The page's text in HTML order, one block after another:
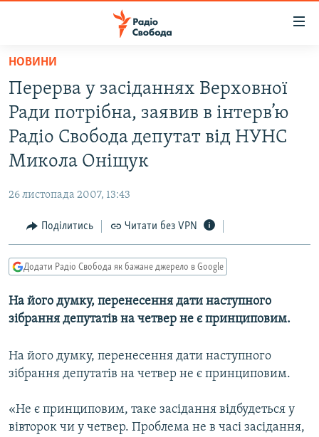
Перейти
основного
матеріалу
Перейти
до
основної
Перейти
пошуку
ВСЕ ЗА ДОБУ
СТАТТІ
КУЛЬТУРА
СПОРТ
СВІТ
ВІЙНА
ДОНБАС.РЕАЛІЇ
КРИМ.РЕАЛІЇ
ТИ ЯК?
КИТАЙ.ВИКЛИКИ
ФОТО
СПЕЦПРОЄКТИ
ПОДКАСТИ
НОВИНИ
Перерва у засіданнях Верховної
Ради потрібна, заявив в інтерв’ю
Радіо Свобода депутат від НУНС
Микола Оніщук
26 листопада 2007, 13:43
Поділитись Читати без VPN
Додати Радіо Свобода як бажане джерело в Google
На його думку, перенесення дати наступного
зібрання депутатів на четвер не є принциповим.
На його думку, перенесення дати наступного
зібрання депутатів на четвер не є принциповим.
«Не є принциповим, таке засідання відбудеться у
вівторок чи у четвер. Проблема не в часі засідання,